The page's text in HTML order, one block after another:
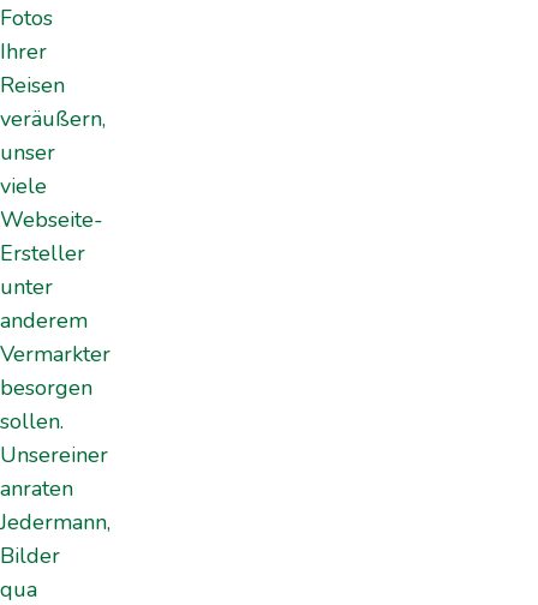
Fotos
Ihrer
Reisen
veräußern,
unser
viele
Webseite-
Ersteller
unter
anderem
Vermarkter
besorgen
sollen.
Unsereiner
anraten
Jedermann,
Bilder
qua